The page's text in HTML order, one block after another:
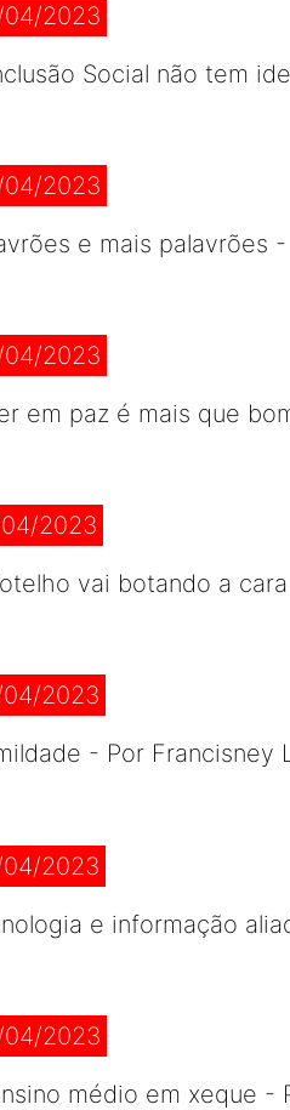
2023
Social não tem
2023
e mais palavrões
2023
em paz é mais que
2023
vai botando a
2023
- Por Francisney
2023
e informação
2023
médio em xeque -